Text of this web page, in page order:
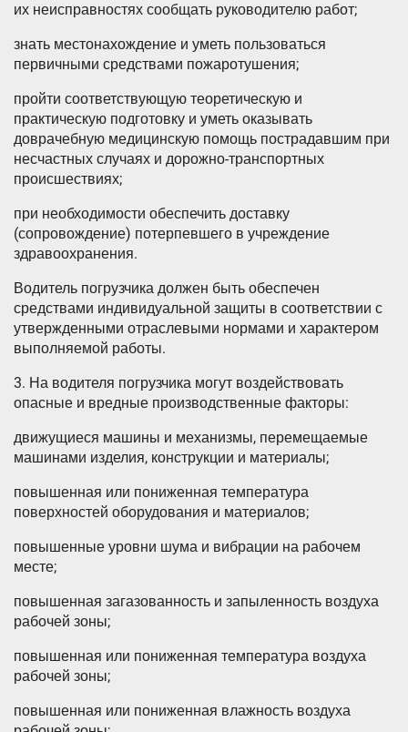
их неисправностях сообщать руководителю работ;
знать местонахождение и уметь пользоваться
первичными средствами пожаротушения;
пройти соответствующую теоретическую и
практическую подготовку и уметь оказывать
доврачебную медицинскую помощь пострадавшим при
несчастных случаях и дорожно-транспортных
происшествиях;
при необходимости обеспечить доставку
(сопровождение) потерпевшего в учреждение
здравоохранения.
Водитель погрузчика должен быть обеспечен
средствами индивидуальной защиты в соответствии с
утвержденными отраслевыми нормами и характером
выполняемой работы.
3. На водителя погрузчика могут воздействовать
опасные и вредные производственные факторы:
движущиеся машины и механизмы, перемещаемые
машинами изделия, конструкции и материалы;
повышенная или пониженная температура
поверхностей оборудования и материалов;
повышенные уровни шума и вибрации на рабочем
месте;
повышенная загазованность и запыленность воздуха
рабочей зоны;
повышенная или пониженная температура воздуха
рабочей зоны;
повышенная или пониженная влажность воздуха